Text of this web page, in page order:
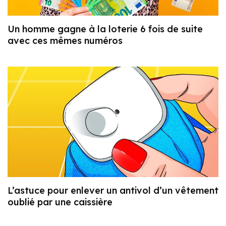
Un homme gagne à la loterie 6 fois de suite
avec ces mêmes numéros
L’astuce pour enlever un antivol d’un vêtement
oublié par une caissière